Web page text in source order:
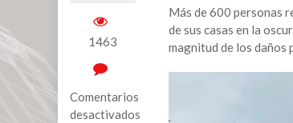
1463
Comentarios
desactivados
Más de 600 personas
de sus casas en la
magnitud de los daños